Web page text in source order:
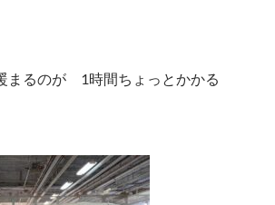
まるのが 1時間ちょっとかかる